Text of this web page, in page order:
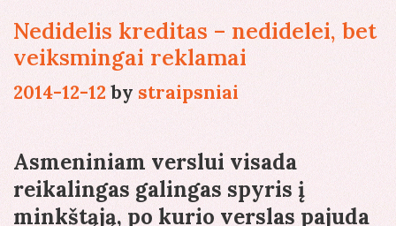
Nedidelis kreditas – nedidelei, bet
veiksmingai reklamai
2014-12-12 by straipsniai
Asmeniniam verslui visada
reikalingas galingas spyris į
minkštąją, po kurio verslas pajuda